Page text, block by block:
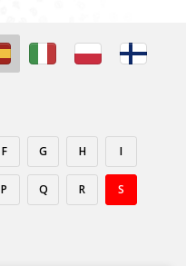
F G H I
P Q R S